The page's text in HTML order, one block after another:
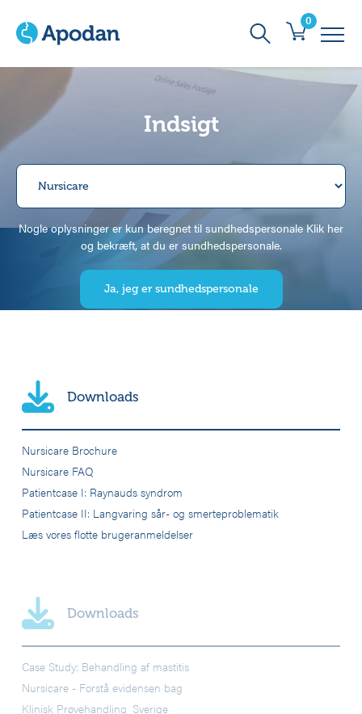
0
Indsigt
Nogle oplysninger er kun beregnet til sundhedspersonale Klik her
og bekræft, at du er sundhedspersonale.
Ja, jeg er sundhedspersonale
Downloads
Nursicare Brochure
Nursicare FAQ
Patientcase I: Raynauds syndrom
Patientcase II: Langvaring sår- og smerteproblematik
Læs vores flotte brugeranmeldelser
Downloads
Case Study: Behandling af mastitis
Nursicare - Forstå evidensen bag
Klinisk Prøvehandling_Sverige